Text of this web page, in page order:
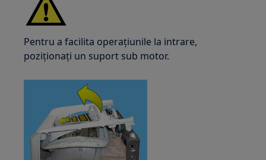
Pentru a facilita operațiunile la intrare,
poziționați un suport sub motor.